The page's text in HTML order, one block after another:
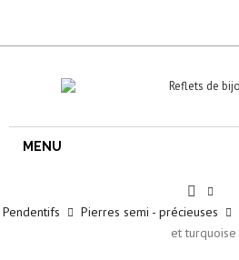
MENU
Pendentifs Pierres semi - précieuses
et turquoise